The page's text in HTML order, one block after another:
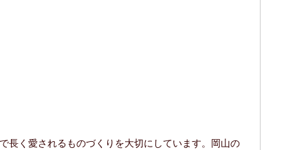
長く愛されるものづくりを大切にしています。岡山の